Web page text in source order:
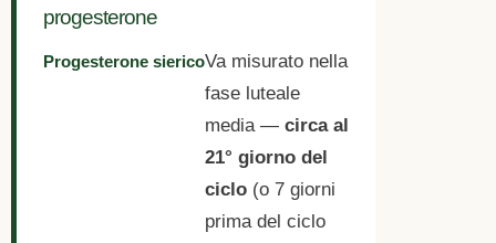
progesterone
Progesterone siericoVa misurato nella
fase luteale
media — circa al
21° giorno del
ciclo (o 7 giorni
prima del ciclo